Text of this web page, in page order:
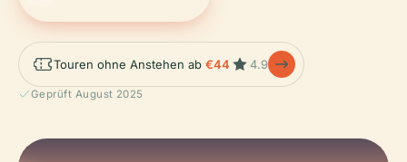
Touren ohne Anstehen ab €44 4.9
Geprüft August 2025